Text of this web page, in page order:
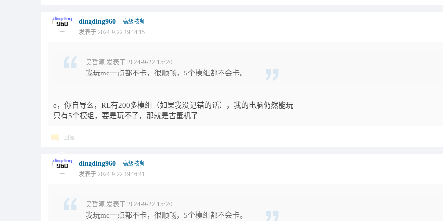
dingding960
高级技师
发表于 2024-9-22 19:14:15
吴哲源 发表于 2024-9-22 15:20
我玩mc一点都不卡，很顺畅，5个模组都不会卡。
e，你自导么，RL有200多模组（如果我没记错的话），我的电脑仍然能玩
只有5个模组，要是玩不了，那就是古董机了
回复
dingding960
高级技师
发表于 2024-9-22 19:16:41
吴哲源 发表于 2024-9-22 15:20
我玩mc一点都不卡，很顺畅，5个模组都不会卡。